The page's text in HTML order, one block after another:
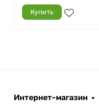
Купить
Интернет-магазин